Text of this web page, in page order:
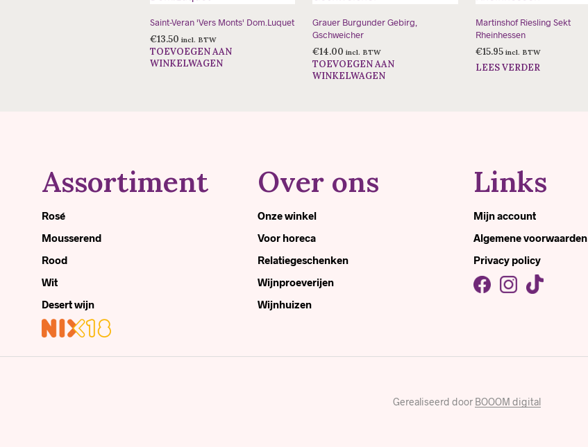
Saint-Veran 'Vers Monts' Dom.Luquet
€13.50 incl. BTW
TOEVOEGEN AAN
WINKELWAGEN
Grauer Burgunder Gebirg,
Gschweicher
€14.00 incl. BTW
TOEVOEGEN AAN
WINKELWAGEN
Martinshof Riesling Sekt
Rheinhessen
€15.95 incl. BTW
LEES VERDER
Assortiment
Rosé
Mousserend
Rood
Wit
Desert wijn
Over ons
Onze winkel
Voor horeca
Relatiegeschenken
Wijnproeverijen
Wijnhuizen
Links
Mijn account
Algemene voorwaarden
Privacy policy
Gerealiseerd door BOOOM digital